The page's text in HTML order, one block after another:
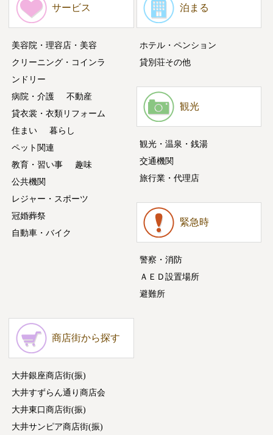
サービス
美容院・理容店・美容
クリーニング・コインラ
ンドリー
病院・介護
不動産
貸衣裳・衣類リフォーム
住まい
暮らし
ペット関連
教育・習い事
趣味
公共機関
レジャー・スポーツ
冠婚葬祭
自動車・バイク
泊まる
ホテル・ペンション
貸別荘その他
観光
観光・温泉・銭湯
交通機関
旅行業・代理店
緊急時
警察・消防
ＡＥＤ設置場所
避難所
商店街から探す
大井銀座商店街(振)
大井すずらん通り商店会
大井東口商店街(振)
大井サンピア商店街(振)